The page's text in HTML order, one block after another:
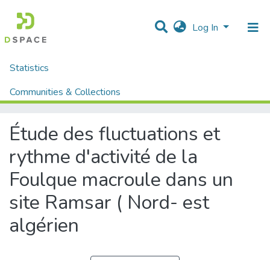
Log In
Statistics
Communities & Collections
Home
Étude des fluctuations et rythme d'activité de la Foulque macroule dans un site Ramsar ( Nord- est algérien
Étude des fluctuations et
rythme d'activité de la
Foulque macroule dans un
site Ramsar ( Nord- est
algérien